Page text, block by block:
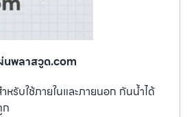
นพลาสวูด.com
รับใช้ภายในและภายนอก กันน้ำได้
ก